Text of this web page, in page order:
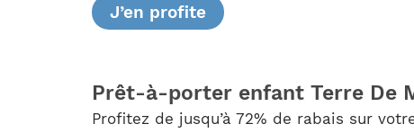
J’en profite
Prêt-à-porter enfant Terre De
Profitez de jusqu’à 72% de rabais sur